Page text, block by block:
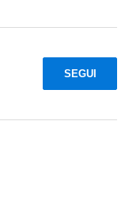
SEGUI